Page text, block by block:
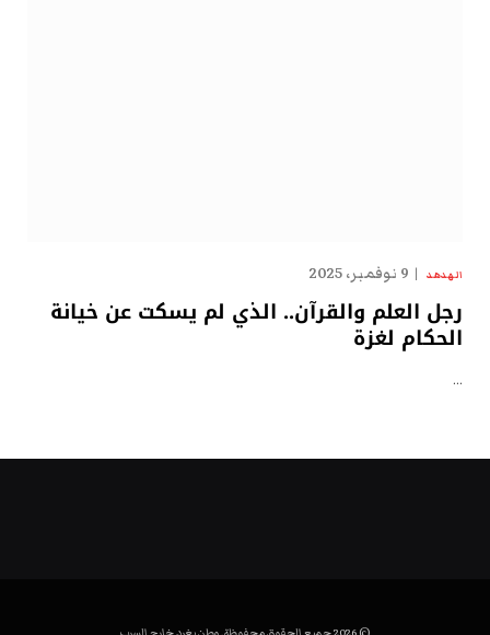
الهدهد 9 نوفمبر، 2025
رجل العلم والقرآن.. الذي لم يسكت عن خيانة
الحكام لغزة
…